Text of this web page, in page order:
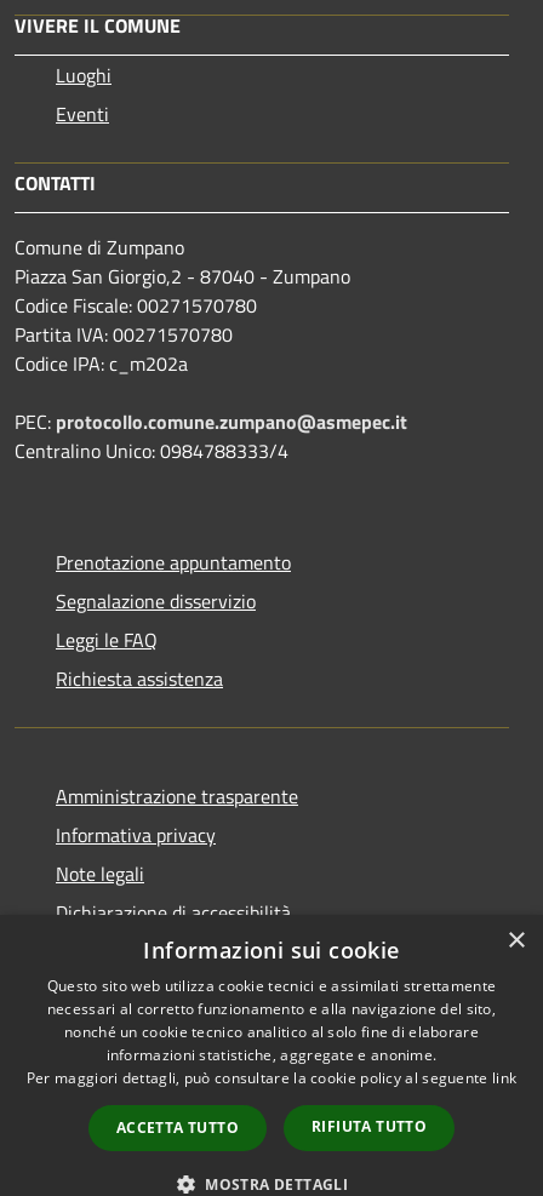
VIVERE IL COMUNE
Luoghi
Eventi
CONTATTI
Comune di Zumpano
Piazza San Giorgio,2 - 87040 - Zumpano
Codice Fiscale: 00271570780
Partita IVA: 00271570780
Codice IPA: c_m202a
PEC: protocollo.comune.zumpano@asmepec.it
Centralino Unico: 0984788333/4
Prenotazione appuntamento
Segnalazione disservizio
Leggi le FAQ
Richiesta assistenza
Amministrazione trasparente
Informativa privacy
Note legali
Dichiarazione di accessibilità
Accessibilità
Privacy
Mappa del sito
Obiettivi di accessibilità
Copyright © 2026 • Comune di
Zumpano • Powered by
Municipium
Accesso
redazione
×
Informazioni sui cookie
Questo sito web utilizza cookie tecnici e assimilati strettamente
necessari al corretto funzionamento e alla navigazione del sito,
nonché un cookie tecnico analitico al solo fine di elaborare
informazioni statistiche, aggregate e anonime.
Per maggiori dettagli, può consultare la cookie policy al seguente link
ACCETTA TUTTO RIFIUTA TUTTO
MOSTRA DETTAGLI